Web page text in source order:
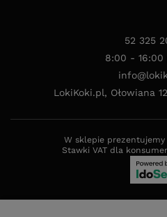
52 325
8:00 -
LokiKoki.pl, Ołowiana 12
W sklepie prezentujemy
Stawki VAT dla